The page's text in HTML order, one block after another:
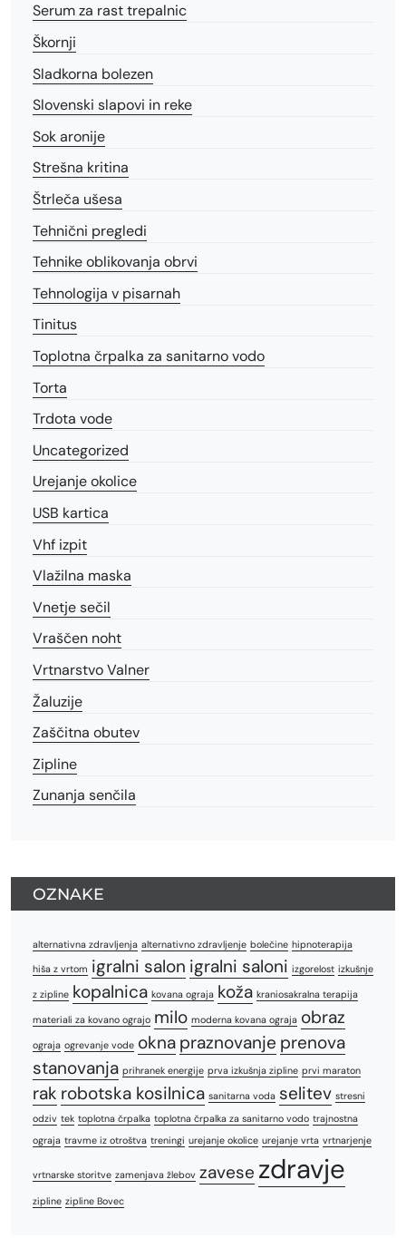
Serum za rast trepalnic
Škornji
Sladkorna bolezen
Slovenski slapovi in reke
Sok aronije
Strešna kritina
Štrleča ušesa
Tehnični pregledi
Tehnike oblikovanja obrvi
Tehnologija v pisarnah
Tinitus
Toplotna črpalka za sanitarno vodo
Torta
Trdota vode
Uncategorized
Urejanje okolice
USB kartica
Vhf izpit
Vlažilna maska
Vnetje sečil
Vraščen noht
Vrtnarstvo Valner
Žaluzije
Zaščitna obutev
Zipline
Zunanja senčila
OZNAKE
alternativna zdravljenja alternativno zdravljenje bolečine hipnoterapija
hiša z vrtom igralni salon igralni saloni izgorelost izkušnje
z zipline kopalnica kovana ograja koža kraniosakralna terapija
materiali za kovano ograjo milo moderna kovana ograja obraz
ograja ogrevanje vode okna praznovanje prenova
stanovanja prihranek energije prva izkušnja zipline prvi maraton
rak robotska kosilnica sanitarna voda selitev stresni
odziv tek toplotna črpalka toplotna črpalka za sanitarno vodo trajnostna
ograja travme iz otroštva treningi urejanje okolice urejanje vrta vrtnarjenje
vrtnarske storitve zamenjava žlebov zavese zdravje
zipline zipline Bovec